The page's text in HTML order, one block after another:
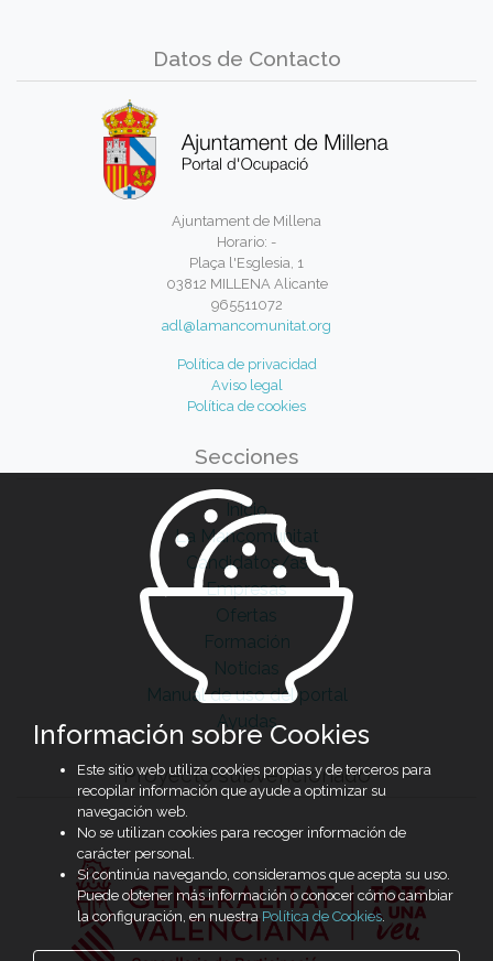
Datos de Contacto
Ajuntament de Millena
Horario: -
Plaça l'Esglesia, 1
03812 MILLENA Alicante
965511072
adl@lamancomunitat.org
Política de privacidad
Aviso legal
Política de cookies
Secciones
Inicio
La Mancomunitat
Candidatos/as
Empresas
Ofertas
Formación
Noticias
Manual de uso del portal
Ayudas
Proyecto subvencionado
Información sobre Cookies
Este sitio web utiliza cookies propias y de terceros para
recopilar información que ayude a optimizar su
navegación web.
No se utilizan cookies para recoger información de
carácter personal.
Si continúa navegando, consideramos que acepta su uso.
Puede obtener más información o conocer cómo cambiar
la configuración, en nuestra Política de Cookies.